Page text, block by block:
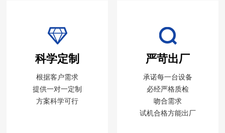
科学定制
根据客户需求
提供一对一定制
方案科学可行
严苛出厂
承诺每一台设备
必经严格质检
吻合需求
试机合格方能出厂